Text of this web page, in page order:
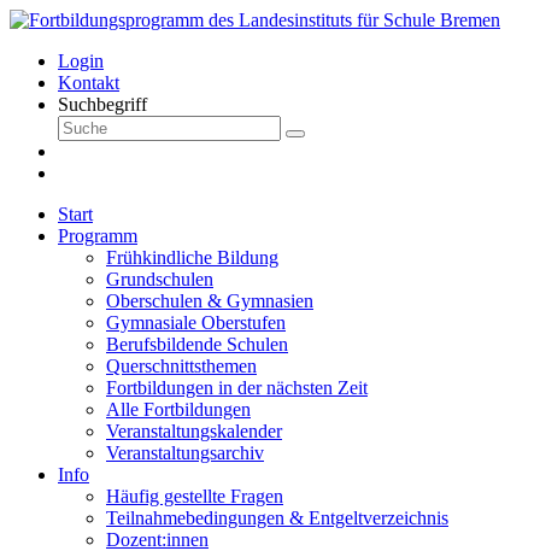
Login
Kontakt
Suchbegriff
Start
Programm
Frühkindliche Bildung
Grundschulen
Oberschulen & Gymnasien
Gymnasiale Oberstufen
Berufsbildende Schulen
Querschnittsthemen
Fortbildungen in der nächsten Zeit
Alle Fortbildungen
Veranstaltungskalender
Veranstaltungsarchiv
Info
Häufig gestellte Fragen
Teilnahmebedingungen & Entgeltverzeichnis
Dozent:innen